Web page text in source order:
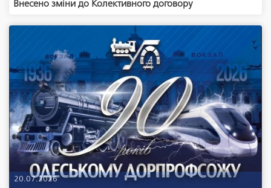
Внесено зміни до Колективного договору
20.07.2026